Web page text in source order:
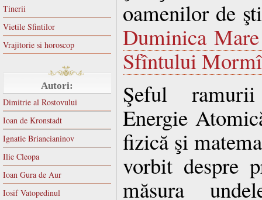
Tinerii
Vietile Sfintilor
Vrajitorie si horoscop
Autori:
Dimitrie al Rostovului
Ioan de Kronstadt
Ignatie Briancianinov
Ilie Cleopa
Ioan Gura de Aur
Iosif Vatopedinul
oamenilor de
Duminica
Sfîntului
Şeful
Energie
fizică şi
vorbit despre
măsura